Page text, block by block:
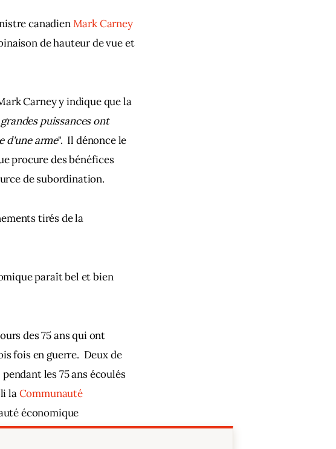
canadien Mark Carney
de hauteur de vue et
Carney y indique que la
puissances ont
d'une arme".  Il dénonce le
procure des bénéfices
de subordination.
tirés de la
paraît bel et bien
des 75 ans qui ont
fois en guerre.  Deux de
les 75 ans écoulés
la Communauté
économique